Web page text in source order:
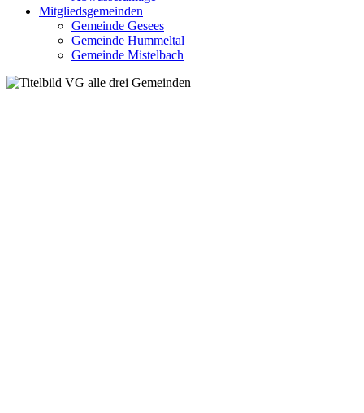
Mitgliedsgemeinden
Gemeinde Gesees
Gemeinde Hummeltal
Gemeinde Mistelbach